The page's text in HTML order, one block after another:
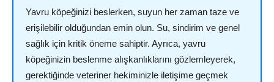
Yavru köpeğinizi beslerken, suyun her zaman taze ve
erişilebilir olduğundan emin olun. Su, sindirim ve genel
sağlık için kritik öneme sahiptir. Ayrıca, yavru
köpeğinizin beslenme alışkanlıklarını gözlemleyerek,
gerektiğinde veteriner hekiminizle iletişime geçmek